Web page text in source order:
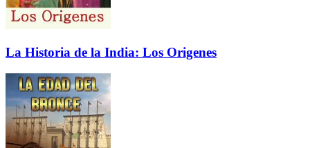
La Historia de la India: Los Origenes